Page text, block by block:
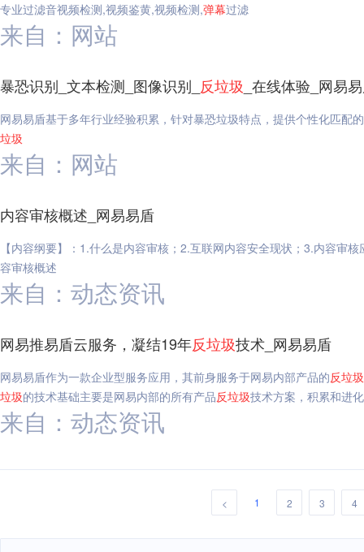
专业过滤音视频检测,视频鉴黄,视频检测,弹幕过滤
来自：网站
暴恐识别_文本检测_图像识别_ 反垃圾 _在线体验_网易
网易易盾基于多年行业经验积累，针对暴恐垃圾特点，提供个性化匹配
垃圾
来自：网站
内容审核概述_网易易盾
【内容纲要】：1.什么是内容审核；2.互联网内容安全现状；3.内容审
容审核概述
来自：动态资讯
网易推易盾云服务，凝结19年反垃圾技术_网易易盾
网易易盾作为一款企业型服务应用，其前身服务于网易内部产品的反垃圾
垃圾的技术基础主要是网易内部的所有产品反垃圾技术方案，积累和进
来自：动态资讯
< 1 2 3 4